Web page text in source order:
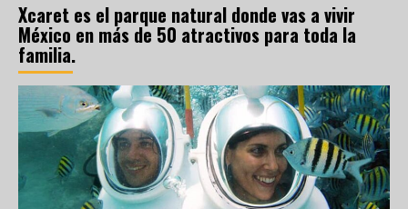
Xcaret es el parque natural donde vas a vivir
México en más de 50 atractivos para toda la
familia.